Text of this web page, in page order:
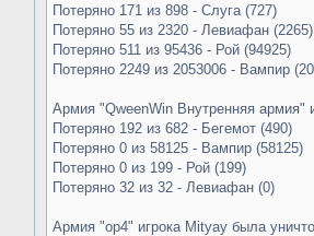
Потеряно 171 из 898 - Слуга (727)
Потеряно 55 из 2320 - Левиафан (2265)
Потеряно 511 из 95436 - Рой (94925)
Потеряно 2249 из 2053006 - Вампир
Армия "QweenWin Внутренняя армия"
Потеряно 192 из 682 - Бегемот (490)
Потеряно 0 из 58125 - Вампир (58125)
Потеряно 0 из 199 - Рой (199)
Потеряно 32 из 32 - Левиафан (0)
Армия "op4" игрока Mityay была